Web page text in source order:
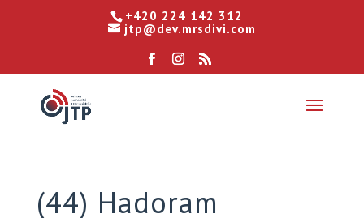
+420 224 142 312
jtp@dev.mrsdivi.com
(44) Hadoram